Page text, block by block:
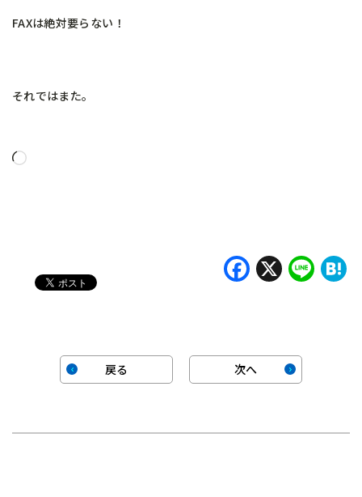
FAXは絶対要らない！
それではまた。
読
X
戻る 次へ